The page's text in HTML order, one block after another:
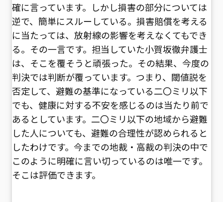
確に言っています。しかし損害の部分については
逆で、簡単にスルーしている。損害賠償を考える
に当たっては、放射線の影響を考えなくてもでき
る。その一言です。担当していた小賀坂徹弁護士
は、そこを覆そうと頑張った。その結果、今度の
判決では判断が覆っています。つまり、閾値説を
否定して、避難の基準になっている二〇ミリ以下
でも、健康に対する不安を感じるのは当たり前で
あるとしています。二〇ミリ以下の地域から避難
した人についても、避難の合理性が認められると
したわけです。今までの地裁・高裁の判決の中で
このように明確に言い切っているのは唯一です。
そこは評価できます。